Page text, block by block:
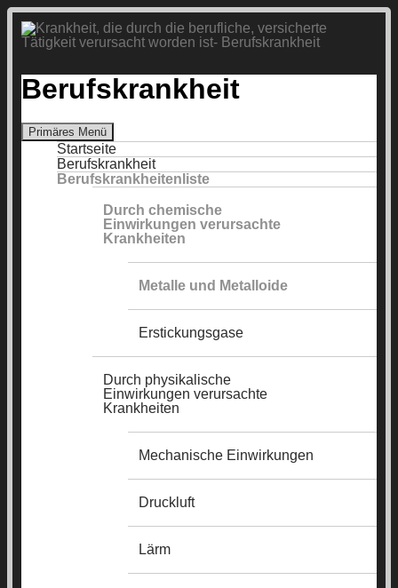
Berufskrankheit
Suchen
Primäres Menü
springen
Startseite
Berufskrankheit
Berufskrankheitenliste
Durch chemische
Einwirkungen verursachte
Krankheiten
Metalle und Metalloide
Erstickungsgase
Durch physikalische
Einwirkungen verursachte
Krankheiten
Mechanische Einwirkungen
Druckluft
Lärm